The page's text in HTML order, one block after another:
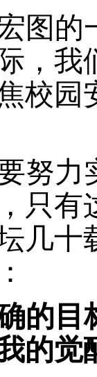
图
，我
校园
努力
只有
几十
的目
的觉